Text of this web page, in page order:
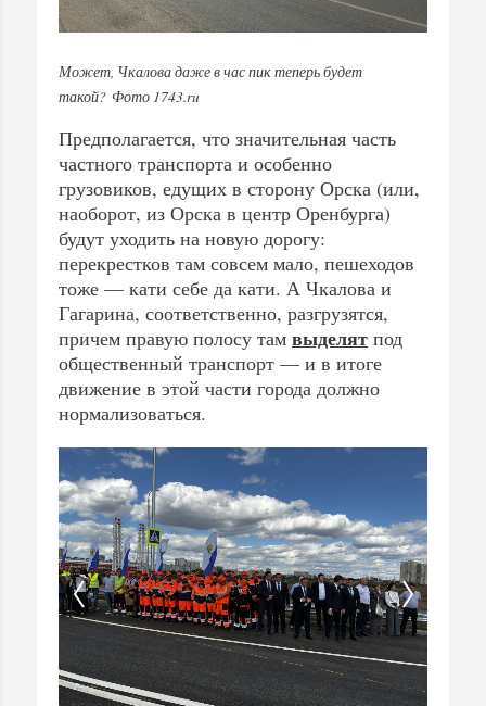
Может, Чкалова даже в час пик теперь будет
такой? Фото 1743.ru
Предполагается, что значительная часть
частного транспорта и особенно
грузовиков, едущих в сторону Орска (или,
наоборот, из Орска в центр Оренбурга)
будут уходить на новую дорогу:
перекрестков там совсем мало, пешеходов
тоже — кати себе да кати. А Чкалова и
Гагарина, соответственно, разгрузятся,
причем правую полосу там выделят под
общественный транспорт — и в итоге
движение в этой части города должно
нормализоваться.